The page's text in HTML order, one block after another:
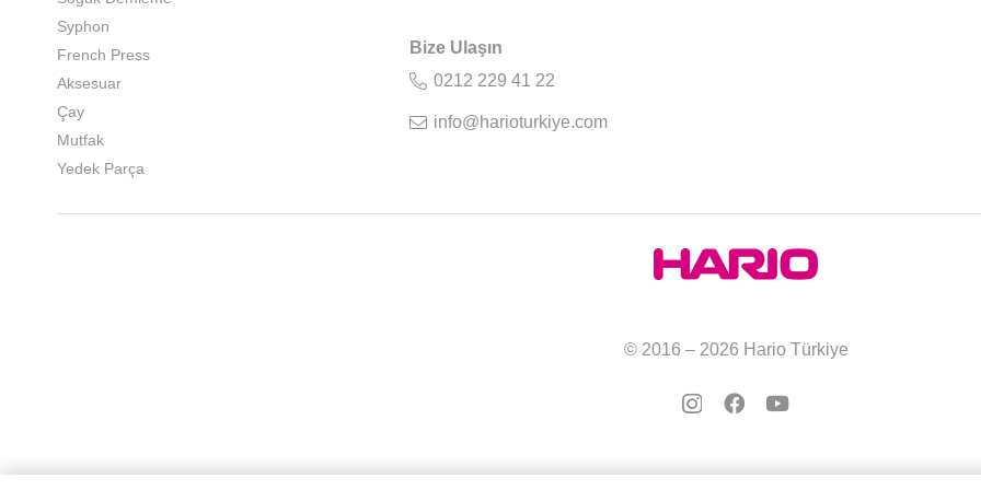
Syphon
French Press
Aksesuar
Çay
Mutfak
Yedek Parça
Bize Ulaşın
0212 229 41 22
info@harioturkiye.com
© 2016 – 2026 Hario Türkiye